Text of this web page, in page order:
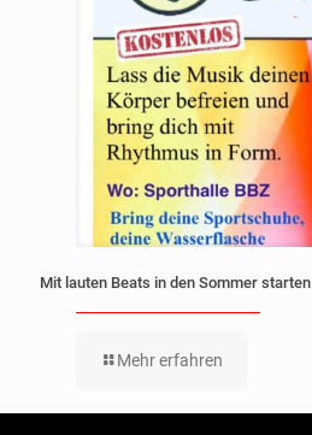
Mit lauten Beats in den Sommer starten
Mehr erfahren